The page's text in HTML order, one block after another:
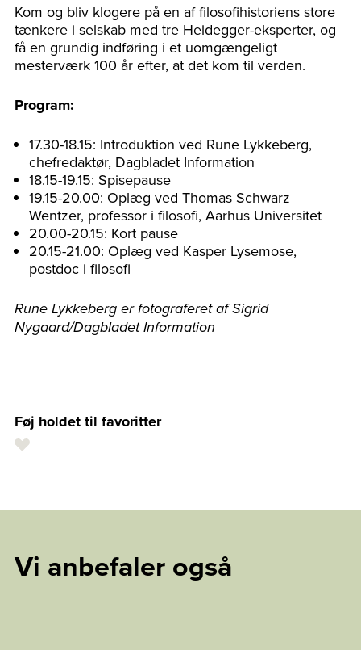
Kom og bliv klogere på en af filosofihistoriens store
tænkere i selskab med tre Heidegger-eksperter, og
få en grundig indføring i et uomgængeligt
mesterværk 100 år efter, at det kom til verden.
Program:
17.30-18.15: Introduktion ved Rune Lykkeberg,
chefredaktør, Dagbladet Information
18.15-19.15: Spisepause
19.15-20.00: Oplæg ved Thomas Schwarz
Wentzer, professor i filosofi, Aarhus Universitet
20.00-20.15: Kort pause
20.15-21.00: Oplæg ved Kasper Lysemose,
postdoc i filosofi
Rune Lykkeberg er fotograferet af Sigrid
Nygaard/Dagbladet Information
Føj holdet til favoritter
Vi anbefaler også